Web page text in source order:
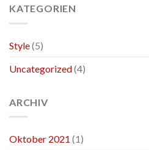
KATEGORIEN
Style(5)
Uncategorized(4)
ARCHIV
Oktober 2021 (1)